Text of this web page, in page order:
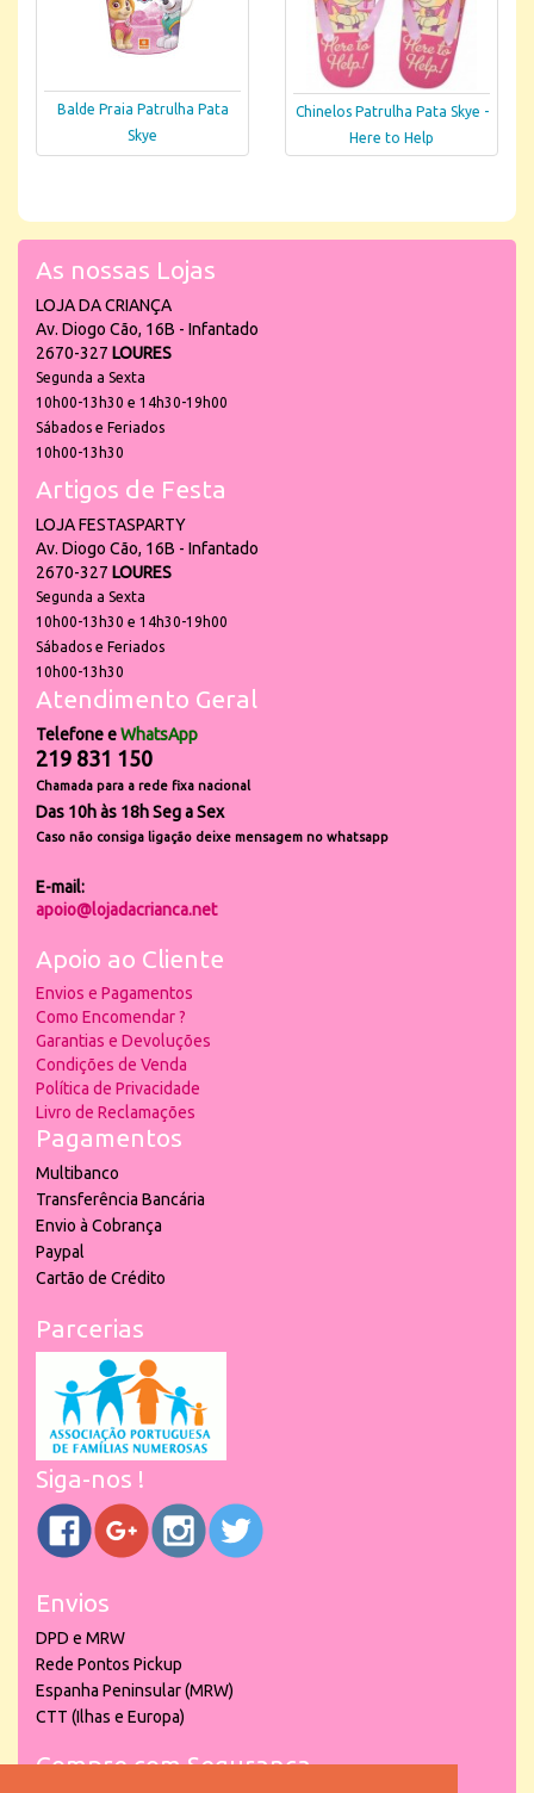
Balde Praia Patrulha Pata
Skye
Chinelos Patrulha Pata Skye -
Here to Help
As nossas Lojas
LOJA DA CRIANÇA
Av. Diogo Cão, 16B - Infantado
2670-327 LOURES
Segunda a Sexta
10h00-13h30 e 14h30-19h00
Sábados e Feriados
10h00-13h30
Artigos de Festa
LOJA FESTASPARTY
Av. Diogo Cão, 16B - Infantado
2670-327 LOURES
Segunda a Sexta
10h00-13h30 e 14h30-19h00
Sábados e Feriados
10h00-13h30
Atendimento Geral
Telefone eWhatsApp
219 831 150
Chamada para a rede fixa nacional
Das 10h às 18h Seg a Sex
Caso não consiga ligação deixe mensagem no whatsapp
E-mail:
apoio@lojadacrianca.net
Apoio ao Cliente
Envios e Pagamentos
Como Encomendar ?
Garantias e Devoluções
Condições de Venda
Política de Privacidade
Livro de Reclamações
Pagamentos
Multibanco
Transferência Bancária
Envio à Cobrança
Paypal
Cartão de Crédito
Parcerias
Siga-nos !
Envios
DPD e MRW
Rede Pontos Pickup
Espanha Peninsular (MRW)
CTT (Ilhas e Europa)
Compre com Segurança